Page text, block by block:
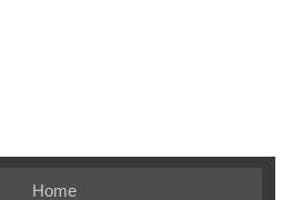
Home